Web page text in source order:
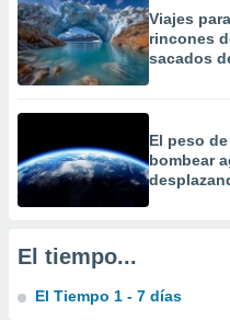
de la
el
del
o a través
de
de
Viajes
rincones
sacados
El peso
bombear
El tiempo...
El Tiempo 1 - 7 días